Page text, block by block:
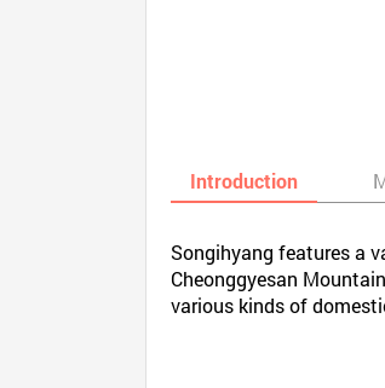
Introduction
Songihyang features a
Cheonggyesan
various kinds of